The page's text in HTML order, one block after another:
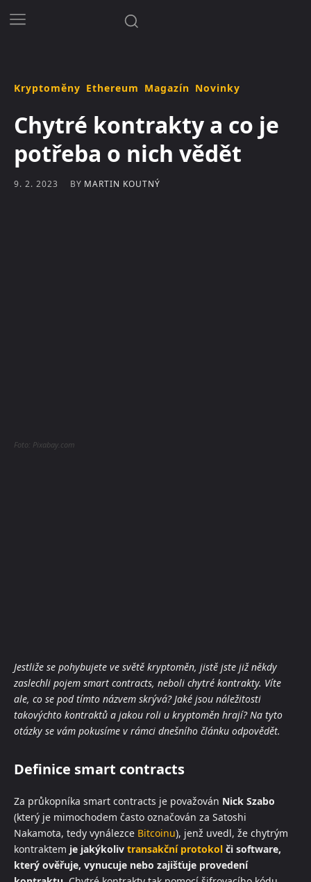
Kryptoměny Ethereum Magazín Novinky
Chytré kontrakty a co je
potřeba o nich vědět
9. 2. 2023 BY MARTIN KOUTNÝ
Foto: Pixabay.com
Jestliže se pohybujete ve světě kryptoměn, jistě jste již někdy
zaslechli pojem smart contracts, neboli chytré kontrakty. Víte
ale, co se pod tímto názvem skrývá? Jaké jsou náležitosti
takovýchto kontraktů a jakou roli u kryptoměn hrají? Na tyto
otázky se vám pokusíme v rámci dnešního článku odpovědět.
Definice smart contracts
Za průkopníka smart contracts je považován Nick Szabo
(který je mimochodem často označován za Satoshi
Nakamota, tedy vynálezce Bitcoinu), jenž uvedl, že chytrým
kontraktem je jakýkoliv transakční protokol či software,
který ověřuje, vynucuje nebo zajišťuje provedení